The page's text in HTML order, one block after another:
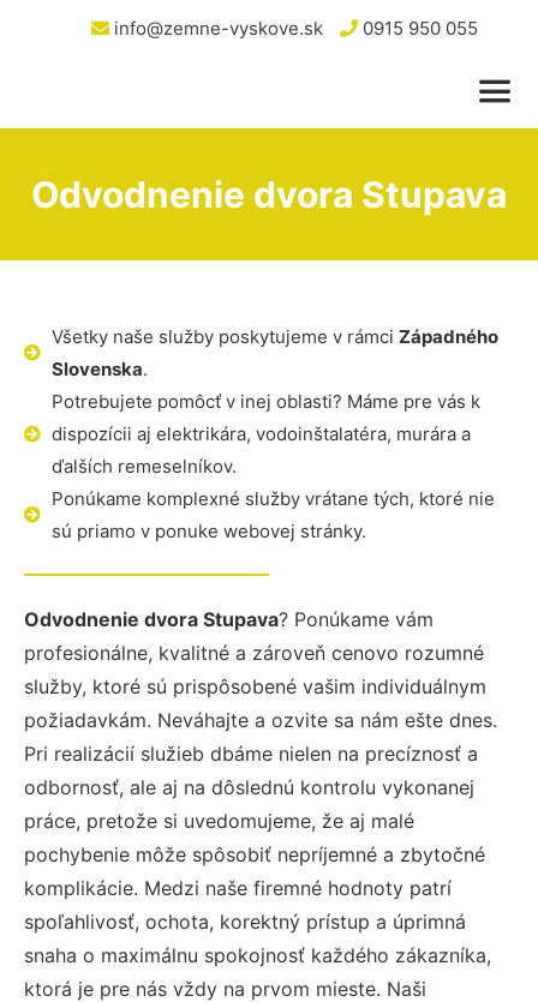
info@zemne-vyskove.sk 0915 950 055
Odvodnenie dvora Stupava
Všetky naše služby poskytujeme v rámci Západného
Slovenska.
Potrebujete pomôcť v inej oblasti? Máme pre vás k
dispozícii aj elektrikára, vodoinštalatéra, murára a
ďalších remeselníkov.
Ponúkame komplexné služby vrátane tých, ktoré nie
sú priamo v ponuke webovej stránky.
Odvodnenie dvora Stupava? Ponúkame vám
profesionálne, kvalitné a zároveň cenovo rozumné
služby, ktoré sú prispôsobené vašim individuálnym
požiadavkám. Neváhajte a ozvite sa nám ešte dnes.
Pri realizácií služieb dbáme nielen na precíznosť a
odbornosť, ale aj na dôslednú kontrolu vykonanej
práce, pretože si uvedomujeme, že aj malé
pochybenie môže spôsobiť nepríjemné a zbytočné
komplikácie. Medzi naše firemné hodnoty patrí
spoľahlivosť, ochota, korektný prístup a úprimná
snaha o maximálnu spokojnosť každého zákazníka,
ktorá je pre nás vždy na prvom mieste. Naši